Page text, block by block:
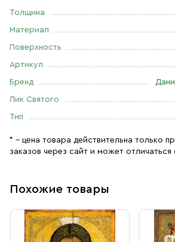
Толщина
Материал
Поверхность
Артикул
Бренд
Лик Святого
Тип
* – цена товара действительна только
заказов через сайт и может отличаться
Похожие товары